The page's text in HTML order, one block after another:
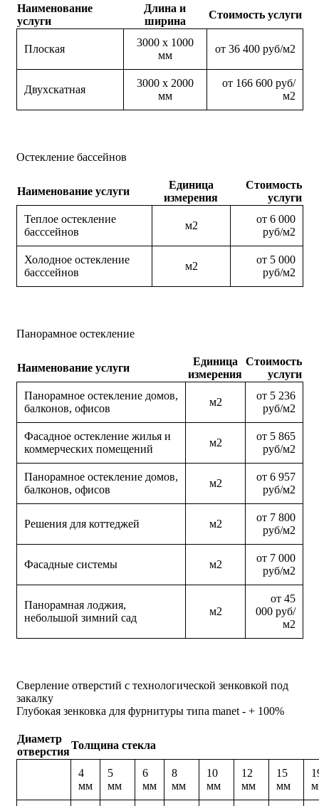
Наименование
услуги
Длина и
ширина
Стоимость услуги
Плоская
3000 х 1000
мм
от 36 400 руб/м2
Двухскатная
3000 х 2000
мм
от 166 600 руб/
м2
Остекление бассейнов
Наименование услуги
Единица
измерения
Стоимость
услуги
Теплое остекление
басссейнов
м2
от 6 000
руб/м2
Холодное остекление
басссейнов
м2
от 5 000
руб/м2
Панорамное остекление
Наименование услуги
Единица
измерения
Стоимость
услуги
Панорамное остекление домов,
балконов, офисов
м2
от 5 236
руб/м2
Фасадное остекление жилья и
коммерческих помещений
м2
от 5 865
руб/м2
Панорамное остекление домов,
балконов, офисов
м2
от 6 957
руб/м2
Решения для коттеджей м2
от 7 800
руб/м2
Фасадные системы м2
от 7 000
руб/м2
Панорамная лоджия,
небольшой зимний сад
м2
от 45
000 руб/
м2
Сверление отверстий с технологической зенковкой под
закалку
Глубокая зенковка для фурнитуры типа manet - + 100%
Диаметр
отверстия
Толщина стекла
4
мм
5
мм
6
мм
8
мм
10
мм
12
мм
15
мм